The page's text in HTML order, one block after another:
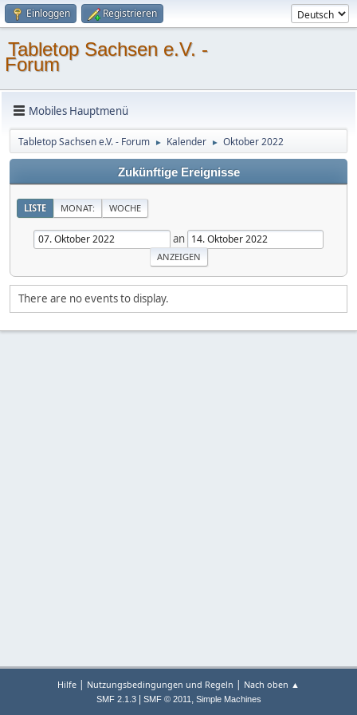
Einloggen Registrieren
Tabletop Sachsen e.V. -
Forum
Mobiles Hauptmenü
Tabletop Sachsen e.V. - Forum ► Kalender ► Oktober 2022
Zukünftige Ereignisse
LISTE MONAT: WOCHE
an
There are no events to display.
Hilfe | Nutzungsbedingungen und Regeln | Nach oben ▲
SMF 2.1.3| SMF © 2011, Simple Machines